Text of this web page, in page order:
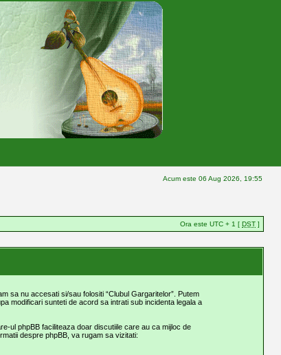
Acum este 06 Aug 2026, 19:55
Ora este UTC + 1 [ DST ]
sa nu accesati si/sau folositi “Clubul Gargaritelor”. Putem
modificari sunteti de acord sa intrati sub incidenta legala a
ul phpBB faciliteaza doar discutiile care au ca mijloc de
despre phpBB, va rugam sa vizitati: